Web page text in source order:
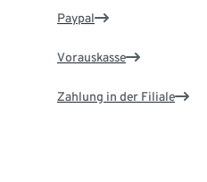
Paypal
Vorauskasse
Zahlung in der Filiale